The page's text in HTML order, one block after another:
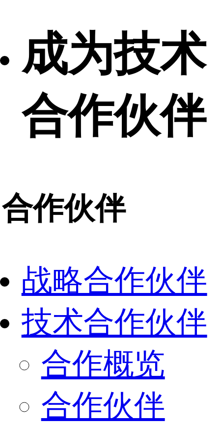
成为技术
合作伙伴
合作伙伴
战略合作伙伴
技术合作伙伴
合作概览
合作伙伴